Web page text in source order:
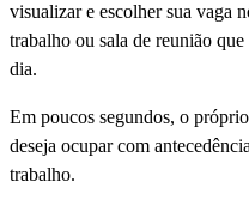
visualizar e escolher sua vaga
trabalho ou sala de reunião
dia.
Em poucos segundos, o
deseja ocupar com
trabalho.